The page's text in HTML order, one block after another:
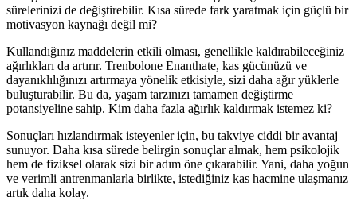
sürelerinizi de değiştirebilir. Kısa sürede fark yaratmak için güçlü bir
motivasyon kaynağı değil mi?
Kullandığınız maddelerin etkili olması, genellikle kaldırabileceğiniz
ağırlıkları da artırır. Trenbolone Enanthate, kas gücünüzü ve
dayanıklılığınızı artırmaya yönelik etkisiyle, sizi daha ağır yüklerle
buluşturabilir. Bu da, yaşam tarzınızı tamamen değiştirme
potansiyeline sahip. Kim daha fazla ağırlık kaldırmak istemez ki?
Sonuçları hızlandırmak isteyenler için, bu takviye ciddi bir avantaj
sunuyor. Daha kısa sürede belirgin sonuçlar almak, hem psikolojik
hem de fiziksel olarak sizi bir adım öne çıkarabilir. Yani, daha yoğun
ve verimli antrenmanlarla birlikte, istediğiniz kas hacmine ulaşmanız
artık daha kolay.